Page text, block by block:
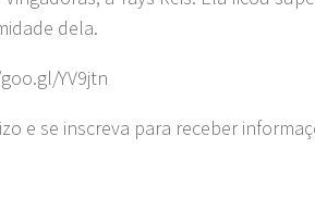
dela.
YV9jtn
e se inscreva para receber